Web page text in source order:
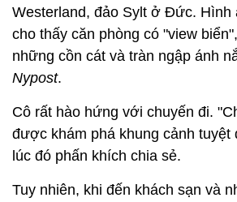
Westerland, đảo Sylt ở Đức. Hình
cho thấy căn phòng có "view
những cồn cát và tràn ngập ánh
Nypost.
Cô rất hào hứng với chuyến đi.
được khám phá khung cảnh tuyệt
lúc đó phấn khích chia sẻ.
Tuy nhiên, khi đến khách sạn và